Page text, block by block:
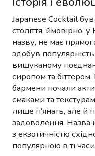
Japanese Cocktail
століття, ймовірно,
назву, не має
здобув
вишуканому
сиропом та
бармени почали
смаками та
лише п’янать, але й
задоволення. Назва
з екзотичністю
популярною в ті часи.